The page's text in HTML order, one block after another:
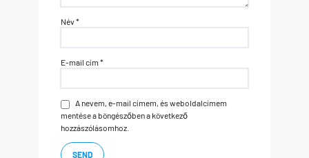
Név*
E-mail cím *
A nevem, e-mail címem, és weboldalcímem
mentése a böngészőben a következő
hozzászólásomhoz.